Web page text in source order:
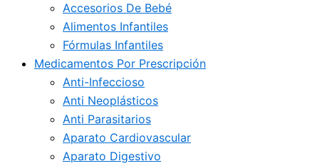
Accesorios De Bebé
Alimentos Infantiles
Fórmulas Infantiles
Medicamentos Por Prescripción
Anti-Infeccioso
Anti Neoplásticos
Anti Parasitarios
Aparato Cardiovascular
Aparato Digestivo